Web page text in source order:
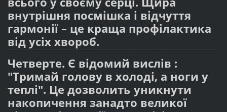
внутрішня посмішка і відчуття
гармонії – це краща профілактика
від усіх хвороб.
Четверте. Є відомий вислів :
"Тримай голову в холоді, а ноги у
теплі". Це дозволить уникнути
накопичення занадто великої